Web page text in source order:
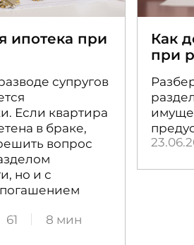
ипотека при
супругов
Если квартира
в браке,
вопрос
но и с
61 8 мин
Как
при